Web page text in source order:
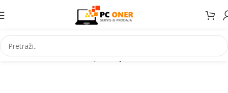
Početna Informatika PC periferija Monitori